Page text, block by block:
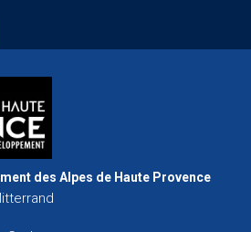
des Alpes de Haute Provence